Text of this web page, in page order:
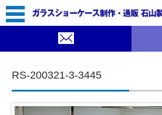
RS-200321-3-3445